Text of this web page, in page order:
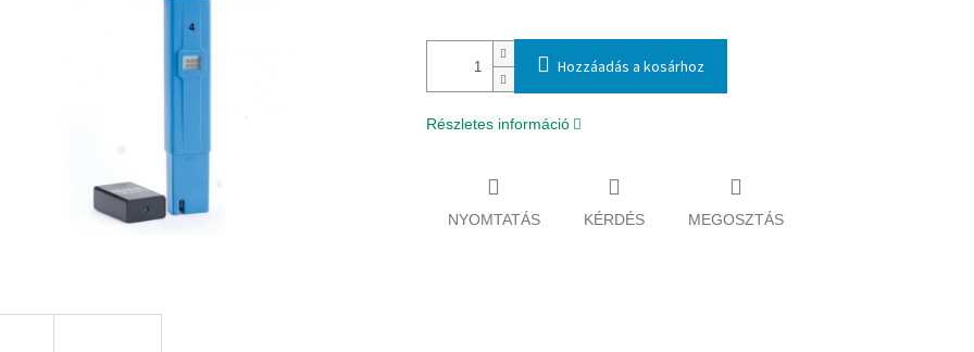
Hozzáadás a kosárhoz
Részletes információ
NYOMTATÁS KÉRDÉS MEGOSZTÁS